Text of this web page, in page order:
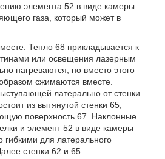
элемента 52 в виде камеры
газа, который может в
Тепло 68 прикладывается к
или освещения лазерным
нагреваются, но вместо этого
сжимаются вместе.
латерально от стенки
из вытянутой стенки 65,
поверхность 67. Наклонные
и элемент 52 в виде камеры
для латерального
стенки 62 и 65